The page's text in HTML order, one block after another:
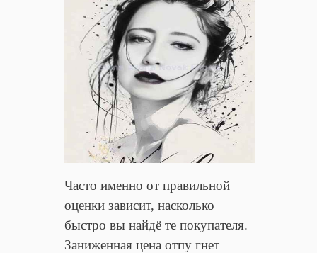
Часто именно от правильной
оценки зависит, насколько
быстро вы найдё те покупателя.
Заниженная цена отпу гнет